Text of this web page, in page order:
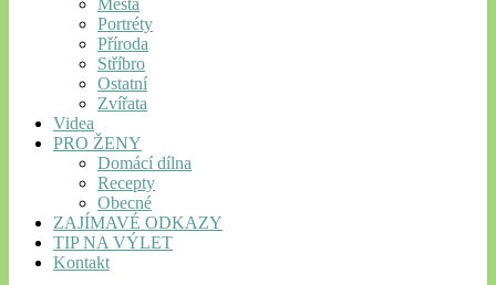
Portréty
Příroda
Stříbro
Ostatní
Zvířata
Videa
PRO ŽENY
Domácí dílna
Recepty
Obecné
ZAJÍMAVÉ ODKAZY
TIP NA VÝLET
Kontakt